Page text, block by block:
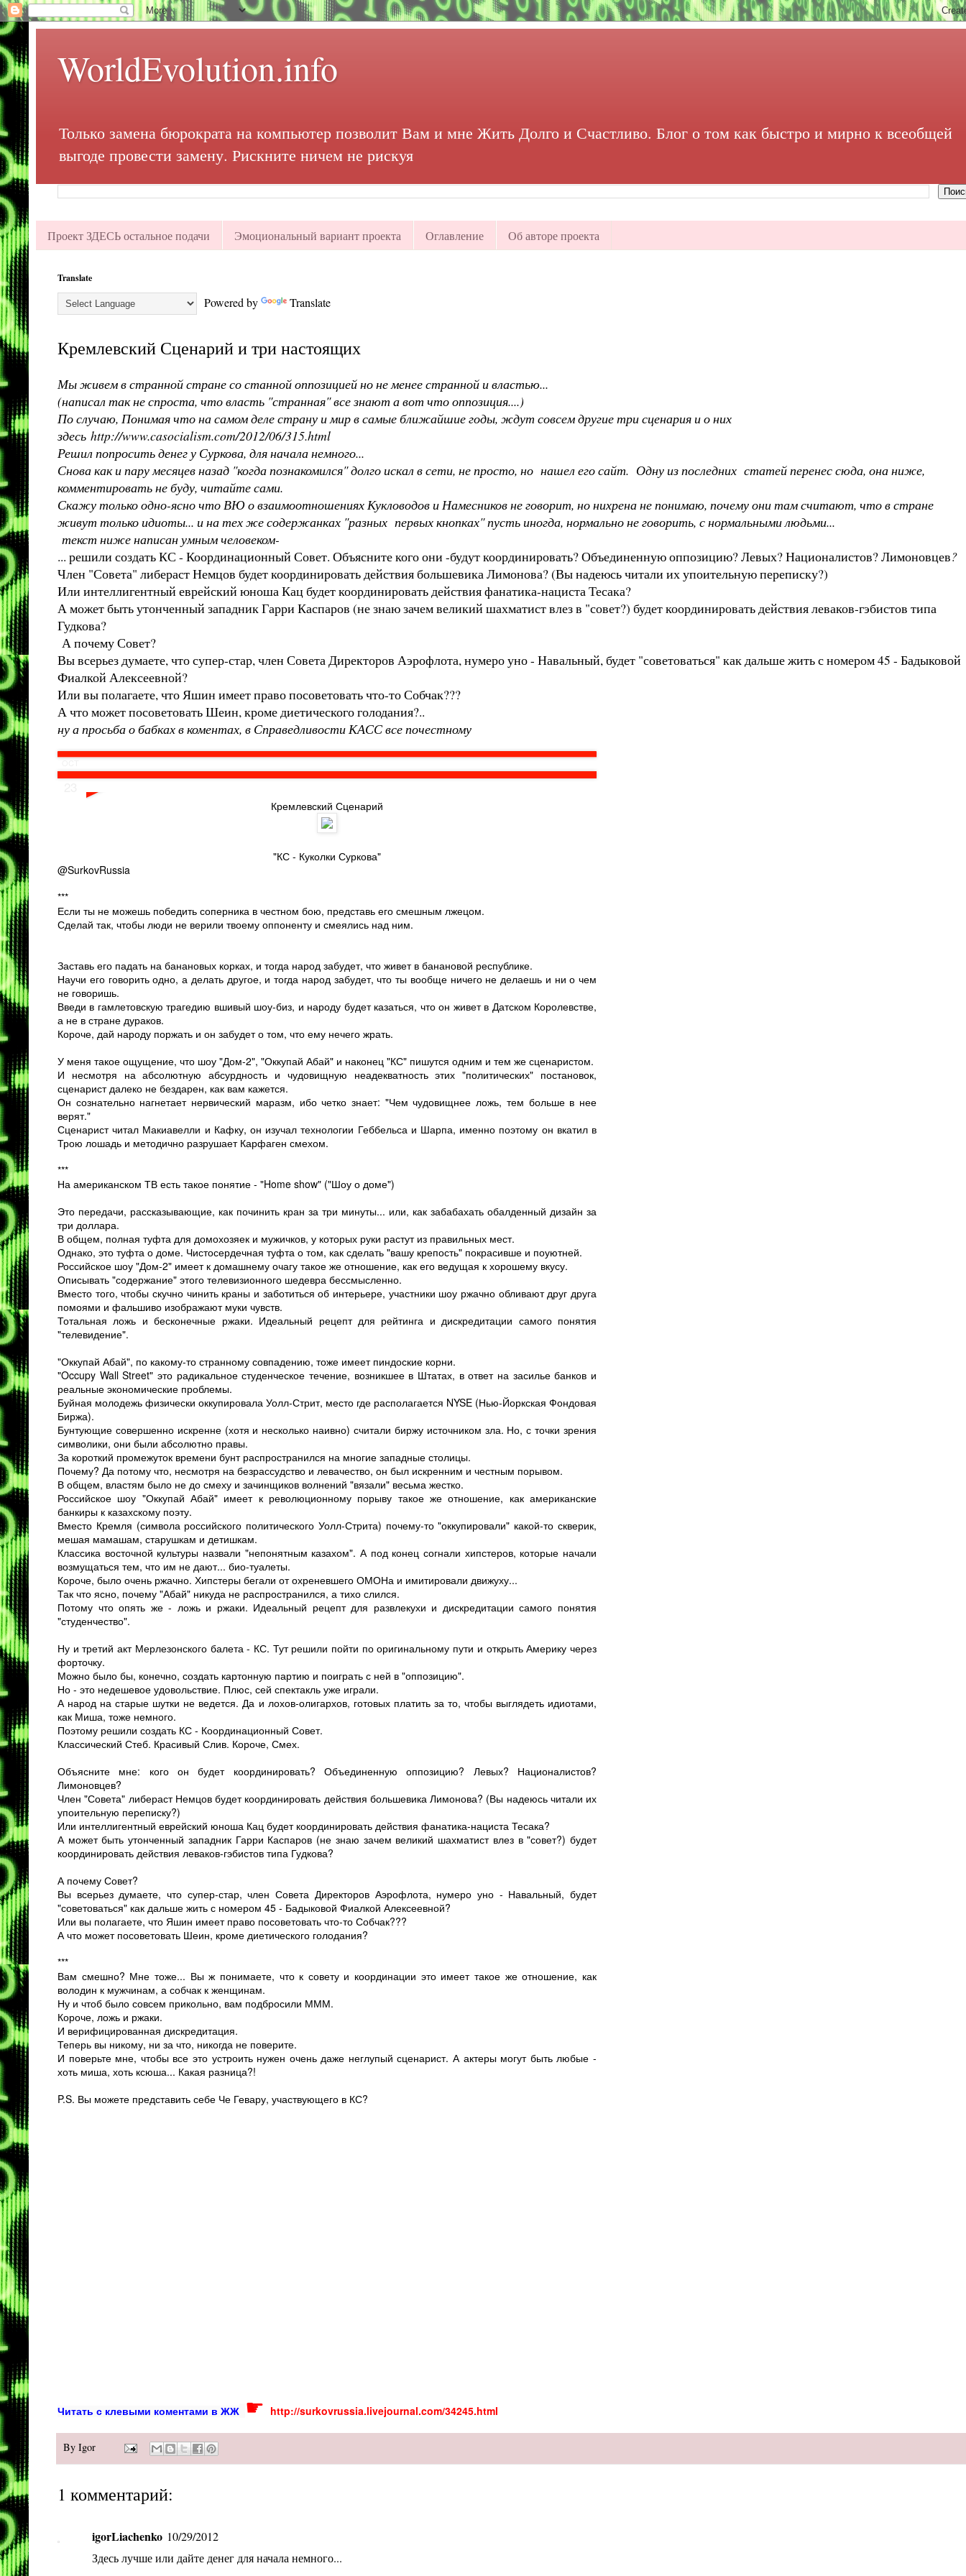
WorldEvolution.info
Только замена бюрократа на компьютер позволит Вам и мне Жить Долго и Счастливо. Блог о том как быстро и мирно к всеобщей
выгоде провести замену. Рискните ничем не рискуя
Проект ЗДЕСЬ остальное подачи Эмоциональный вариант проекта Оглавление Об авторе проекта
Translate
Powered by Translate
Кремлевский Сценарий и три настоящих
Мы живем в странной стране со станной оппозицией но не менее странной и властью...
(написал так не спроста, что власть "странная" все знают а вот что оппозиция....)
По случаю, Понимая что на самом деле страну и мир в самые ближайшие годы, ждут совсем другие три сценария и о них
здесь http://www.casocialism.com/2012/06/315.html
Решил попросить денег у Суркова, для начала немного...
Снова как и пару месяцев назад "когда познакомился" долго искал в сети, не просто, но нашел его сайт. Одну из последних статей перенес сюда, она ниже,
комментировать не буду, читайте сами.
Скажу только одно-ясно что ВЮ о взаимоотношениях Кукловодов и Намесников не говорит, но нихрена не понимаю, почему они там считают, что в стране
живут только идиоты... и на тех же содержанках "разных первых кнопках" пусть иногда, нормально не говорить, с нормальными людьми...
текст ниже написан умным человеком-
... решили создать КС - Координационный Совет. Объясните кого они -будут координировать? Объединенную оппозицию? Левых? Националистов? Лимоновцев?
Член "Совета" либераст Немцов будет координировать действия большевика Лимонова? (Вы надеюсь читали их упоительную переписку?)
Или интеллигентный еврейский юноша Кац будет координировать действия фанатика-нациста Тесака?
А может быть утонченный западник Гарри Каспаров (не знаю зачем великий шахматист влез в "совет?) будет координировать действия леваков-гэбистов типа
Гудкова?
А почему Совет?
Вы всерьез думаете, что супер-стар, член Совета Директоров Аэрофлота, нумеро уно - Навальный, будет "советоваться" как дальше жить с номером 45 - Бадыковой
Фиалкой Алексеевной?
Или вы полагаете, что Яшин имеет право посоветовать что-то Собчак???
А что может посоветовать Шеин, кроме диетического голодания?..
ну а просьба о бабках в коментах, в Справедливости КАСС все почестному
Кремлевский Сценарий
"КС - Куколки Суркова"
@SurkovRussia
***
Если ты не можешь победить соперника в честном бою, представь его смешным лжецом.
Сделай так, чтобы люди не верили твоему оппоненту и смеялись над ним.
Заставь его падать на банановых корках, и тогда народ забудет, что живет в банановой республике.
Научи его говорить одно, а делать другое, и тогда народ забудет, что ты вообще ничего не делаешь и ни о чем
не говоришь.
Введи в гамлетовскую трагедию вшивый шоу-биз, и народу будет казаться, что он живет в Датском Королевстве,
а не в стране дураков.
Короче, дай народу поржать и он забудет о том, что ему нечего жрать.
У меня такое ощущение, что шоу "Дом-2", "Оккупай Абай" и наконец "КС" пишутся одним и тем же сценаристом.
И несмотря на абсолютную абсурдность и чудовищную неадекватность этих "политических" постановок,
сценарист далеко не бездарен, как вам кажется.
Он сознательно нагнетает нервический маразм, ибо четко знает: "Чем чудовищнее ложь, тем больше в нее
верят."
Сценарист читал Макиавелли и Кафку, он изучал технологии Геббельса и Шарпа, именно поэтому он вкатил в
Трою лошадь и методично разрушает Карфаген смехом.
***
На американском ТВ есть такое понятие - "Home show" ("Шоу о доме")
Это передачи, рассказывающие, как починить кран за три минуты... или, как забабахать обалденный дизайн за
три доллара.
В общем, полная туфта для домохозяек и мужичков, у которых руки растут из правильных мест.
Однако, это туфта о доме. Чистосердечная туфта о том, как сделать "вашу крепость" покрасивше и поуютней.
Российское шоу "Дом-2" имеет к домашнему очагу такое же отношение, как его ведущая к хорошему вкусу.
Описывать "содержание" этого телевизионного шедевра бессмысленно.
Вместо того, чтобы скучно чинить краны и заботиться об интерьере, участники шоу ржачно обливают друг друга
помоями и фальшиво изображают муки чувств.
Тотальная ложь и бесконечные ржаки. Идеальный рецепт для рейтинга и дискредитации самого понятия
"телевидение".
"Оккупай Абай", по какому-то странному совпадению, тоже имеет пиндоские корни.
"Occupy Wall Street" это радикальное студенческое течение, возникшее в Штатах, в ответ на засилье банков и
реальные экономические проблемы.
Буйная молодежь физически оккупировала Уолл-Стрит, место где располагается NYSE (Нью-Йоркская Фондовая
Биржа).
Бунтующие совершенно искренне (хотя и несколько наивно) считали биржу источником зла. Но, с точки зрения
символики, они были абсолютно правы.
За короткий промежуток времени бунт распространился на многие западные столицы.
Почему? Да потому что, несмотря на безрассудство и левачество, он был искренним и честным порывом.
В общем, властям было не до смеху и зачинщиков волнений "вязали" весьма жестко.
Российское шоу "Оккупай Абай" имеет к революционному порыву такое же отношение, как американские
банкиры к казахскому поэту.
Вместо Кремля (символа российского политического Уолл-Стрита) почему-то "оккупировали" какой-то скверик,
мешая мамашам, старушкам и детишкам.
Классика восточной культуры назвали "непонятным казахом". А под конец согнали хипстеров, которые начали
возмущаться тем, что им не дают... био-туалеты.
Короче, было очень ржачно. Хипстеры бегали от охреневшего ОМОНа и имитировали движуху...
Так что ясно, почему "Абай" никуда не распространился, а тихо слился.
Потому что опять же - ложь и ржаки. Идеальный рецепт для развлекухи и дискредитации самого понятия
"студенчество".
Ну и третий акт Мерлезонского балета - КС. Тут решили пойти по оригинальному пути и открыть Америку через
форточку.
Можно было бы, конечно, создать картонную партию и поиграть с ней в "оппозицию".
Но - это недешевое удовольствие. Плюс, сей спектакль уже играли.
А народ на старые шутки не ведется. Да и лохов-олигархов, готовых платить за то, чтобы выглядеть идиотами,
как Миша, тоже немного.
Поэтому решили создать КС - Координационный Совет.
Классический Стеб. Красивый Слив. Короче, Смех.
Объясните мне: кого он будет координировать? Объединенную оппозицию? Левых? Националистов?
Лимоновцев?
Член "Совета" либераст Немцов будет координировать действия большевика Лимонова? (Вы надеюсь читали их
упоительную переписку?)
Или интеллигентный еврейский юноша Кац будет координировать действия фанатика-нациста Тесака?
А может быть утонченный западник Гарри Каспаров (не знаю зачем великий шахматист влез в "совет?) будет
координировать действия леваков-гэбистов типа Гудкова?
А почему Совет?
Вы всерьез думаете, что супер-стар, член Совета Директоров Аэрофлота, нумеро уно - Навальный, будет
"советоваться" как дальше жить с номером 45 - Бадыковой Фиалкой Алексеевной?
Или вы полагаете, что Яшин имеет право посоветовать что-то Собчак???
А что может посоветовать Шеин, кроме диетического голодания?
***
Вам смешно? Мне тоже... Вы ж понимаете, что к совету и координации это имеет такое же отношение, как
володин к мужчинам, а собчак к женщинам.
Ну и чтоб было совсем прикольно, вам подбросили МММ.
Короче, ложь и ржаки.
И верифицированная дискредитация.
Теперь вы никому, ни за что, никогда не поверите.
И поверьте мне, чтобы все это устроить нужен очень даже неглупый сценарист. А актеры могут быть любые -
хоть миша, хоть ксюша... Какая разница?!
P.S. Вы можете представить себе Че Гевару, участвующего в КС?
Читать с клевыми коментами в ЖЖ ☛ http://surkovrussia.livejournal.com/34245.html
By Igor
1 комментарий:
igorLiachenko 10/29/2012
Здесь лучше или дайте денег для начала немного...